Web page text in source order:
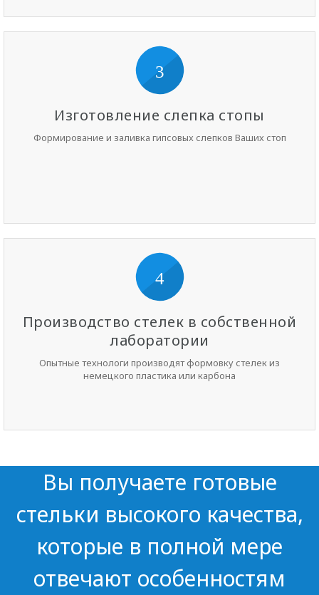
3
Изготовление слепка стопы
Формирование и заливка гипсовых слепков Ваших стоп
4
Производство стелек в собственной
лаборатории
Опытные технологи производят формовку стелек из
немецкого пластика или карбона
Вы получаете готовые
стельки высокого качества,
которые в полной мере
отвечают особенностям